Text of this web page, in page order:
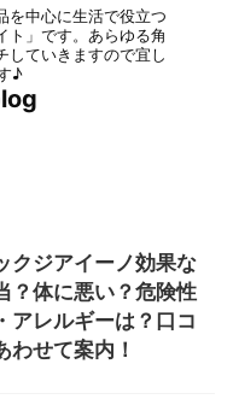
を中心に生活で役立つ
ト」です。あらゆる角
していきますので宜し
♪